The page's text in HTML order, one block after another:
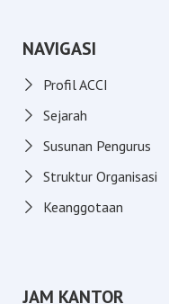
NAVIGASI
Profil ACCI
Sejarah
Susunan Pengurus
Struktur Organisasi
Keanggotaan
JAM KANTOR